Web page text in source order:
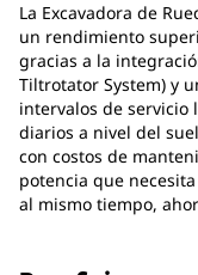
La Excavadora de
un rendimiento
gracias a la
Tiltrotator System) y
intervalos de servicio
diarios a nivel del
con costos de
potencia que
al mismo tiempo,